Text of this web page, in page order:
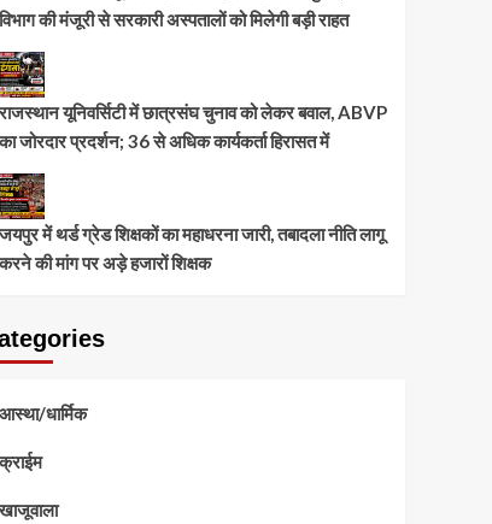
की मंजूरी से सरकारी अस्पतालों को मिलेगी बड़ी राहत
यूनिवर्सिटी में छात्रसंघ चुनाव को लेकर बवाल, ABVP
जोरदार प्रदर्शन; 36 से अधिक कार्यकर्ता हिरासत में
में थर्ड ग्रेड शिक्षकों का महाधरना जारी, तबादला नीति लागू
की मांग पर अड़े हजारों शिक्षक
आस्था/धार्मिक